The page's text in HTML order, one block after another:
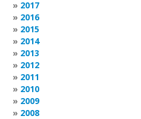
2017
2016
2015
2014
2013
2012
2011
2010
2009
2008